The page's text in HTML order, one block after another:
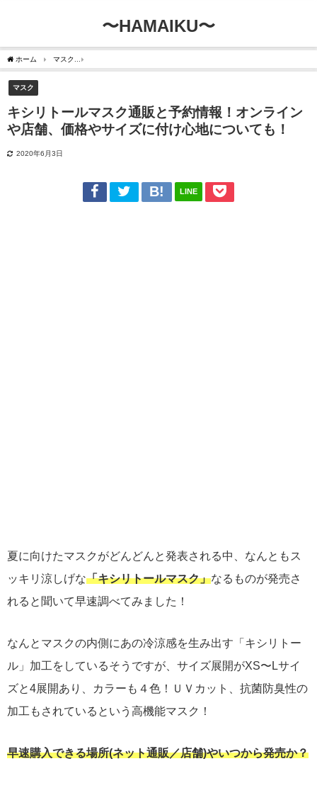
〜HAMAIKU〜
ホーム マスク
マスク
キシリトールマスク通販と予約情報！オンライン
や店舗、価格やサイズに付け心地についても！
2020年6月3日
LINE
夏に向けたマスクがどんどんと発表される中、なんともス
ッキリ涼しげな「キシリトールマスク」なるものが発売さ
れると聞いて早速調べてみました！
なんとマスクの内側にあの冷涼感を生み出す「キシリトー
ル」加工をしているそうですが、サイズ展開がXS〜Lサイ
ズと4展開あり、カラーも４色！ＵＶカット、抗菌防臭性の
加工もされているという高機能マスク！
早速購入できる場所(ネット通販／店舗)やいつから発売か？